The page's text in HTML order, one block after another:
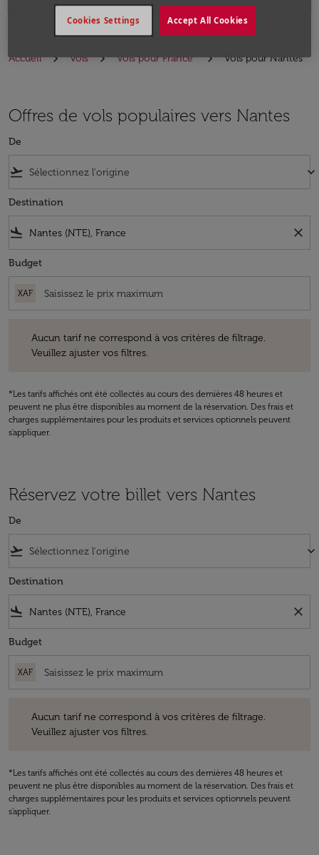
Accueil Vols Vols pour France Vols pour Nantes
Offres de vols populaires vers Nantes
De
flight_takeoff keyboard_arrow_down
Destination
flight_land close
Budget
XAF
Aucun tarif ne correspond à vos critères de filtrage.
Veuillez ajuster vos filtres.
*Les tarifs affichés ont été collectés au cours des dernières 48 heures et
peuvent ne plus être disponibles au moment de la réservation. Des frais et
charges supplémentaires pour les produits et services optionnels peuvent
s'appliquer.
Réservez votre billet vers Nantes
De
flight_takeoff keyboard_arrow_down
Destination
flight_land close
Budget
XAF
Aucun tarif ne correspond à vos critères de filtrage.
Veuillez ajuster vos filtres.
*Les tarifs affichés ont été collectés au cours des dernières 48 heures et
peuvent ne plus être disponibles au moment de la réservation. Des frais et
charges supplémentaires pour les produits et services optionnels peuvent
s'appliquer.
Accept All Cookies
Cookies Settings